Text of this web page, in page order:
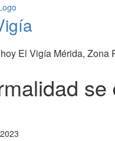
El Vigía Mérida, Zona